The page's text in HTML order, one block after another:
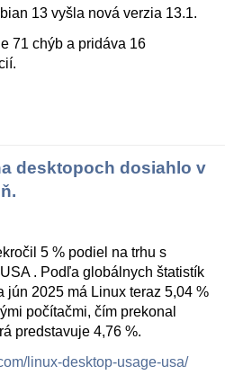
13 vyšla nová verzia 13.1.
71 chýb a pridáva 16
desktopoch dosiahlo v
5 % podiel na trhu s
. Podľa globálnych štatistík
jún 2025 má Linux teraz 5,04 %
počítačmi, čím prekonal
predstavuje 4,76 %.
linux-desktop-usage-usa/